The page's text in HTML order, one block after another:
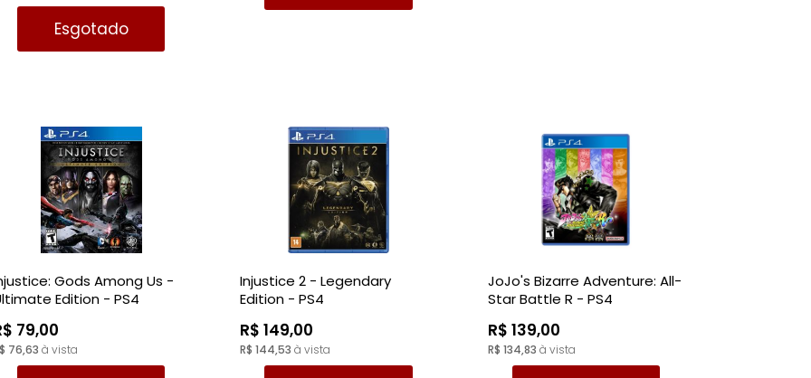
Esgotado
Gods Among Us -
Edition - PS4
79,00
76,63 à vista
Injustice 2 - Legendary
Edition - PS4
R$ 149,00
R$ 144,53 à vista
JoJo's Bizarre Adventure: All-
Star Battle R - PS4
R$ 139,00
R$ 134,83 à vista